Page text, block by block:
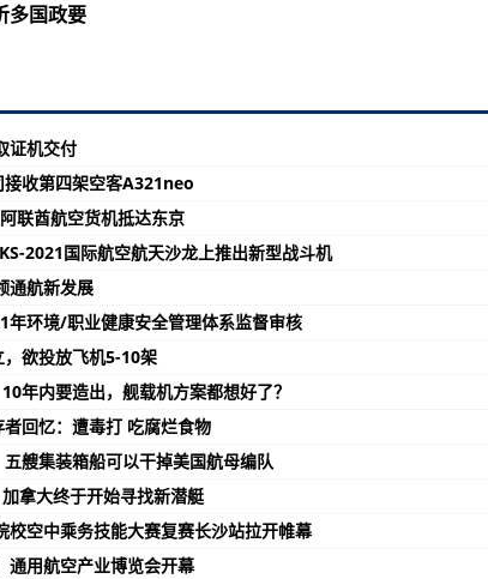
多国政要
证机交付
收第四架空客A321neo
联酋航空货机抵达东京
2021国际航空航天沙龙上推出新型战斗机
通航新发展
年环境/职业健康安全管理体系监督审核
欲投放飞机5-10架
年内要造出，舰载机方案都想好了？
回忆：遭毒打 吃腐烂食物
艘集装箱船可以干掉美国航母编队
拿大终于开始寻找新潜艇
校空中乘务技能大赛复赛长沙站拉开帷幕
通用航空产业博览会开幕